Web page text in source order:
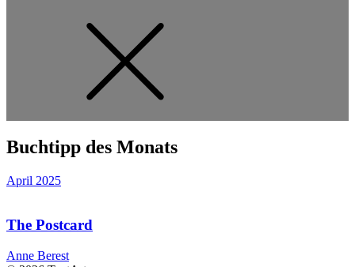
Buchtipp des Monats
April 2025
The Postcard
Anne Berest